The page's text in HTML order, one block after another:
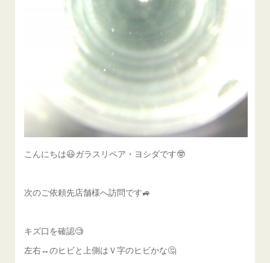
こんにちは😃ガラスリペア・ヨシダです🤓
次のご依頼先店舗様へ訪問です🚙
キズ口を確認🧐
左右↔️のヒビと上側はＶ字のヒビかな🤔